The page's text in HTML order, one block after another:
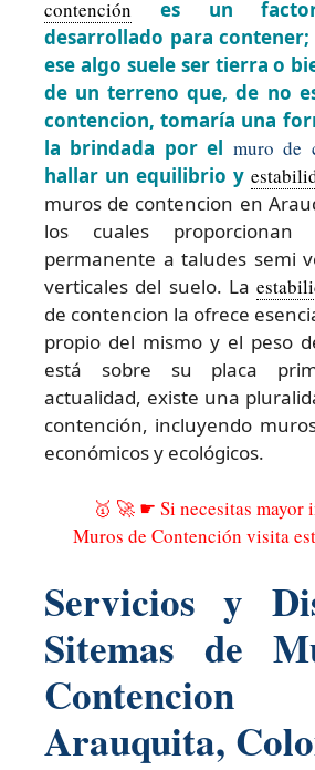
contención es un factor
desarrollado para
ese algo suele ser tierra o
de un terreno que, de no
contencion, tomaría una
la brindada por el muro de
hallar un equilibrio y
muros de contencion en
los cuales proporcionan
permanente a taludes semi
verticales del suelo. La
de contencion la ofrece
propio del mismo y el peso
está sobre su placa
actualidad, existe una
contención, incluyendo
económicos y ecológicos.
🥇 🚀 ☛ Si necesitas mayor
Muros de Contención visita
Servicios y
Sitemas de
Arauquita,